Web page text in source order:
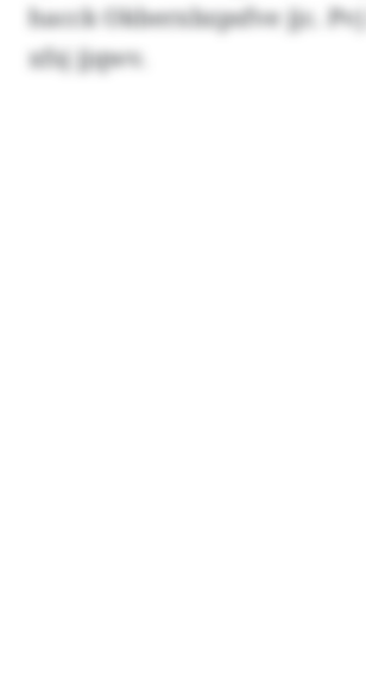
hacck Okberxbzpsfve jjc.
xfsj jjqwv.